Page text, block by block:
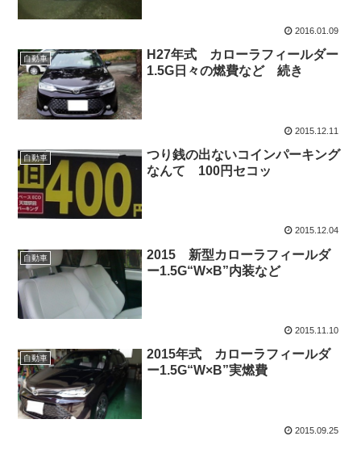
2016.01.09
自動車
H27年式 カローラフィールダー
1.5G日々の燃費など 続き
2015.12.11
自動車
つり銭の出ないコインパーキング
なんて 100円セコッ
2015.12.04
自動車
2015 新型カローラフィールダ
ー1.5G“W×B”内装など
2015.11.10
自動車
2015年式 カローラフィールダ
ー1.5G“W×B”実燃費
2015.09.25